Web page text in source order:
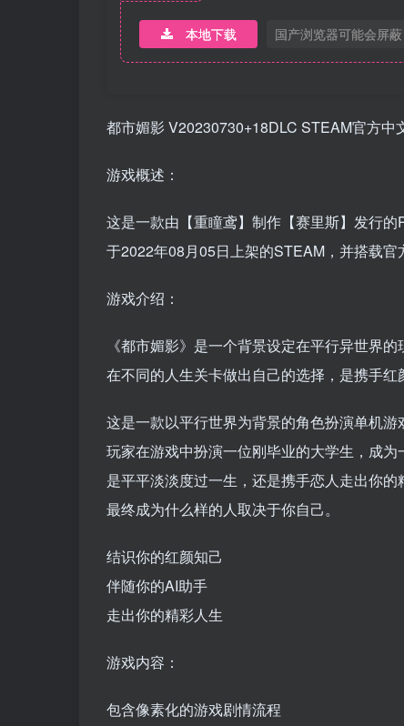
本地下载 国产浏览器可能会屏
都市媚影 V20230730+18DLC STEAM官方中
游戏概述：
这是一款由【重瞳鸢】制作【赛里斯】发行的
于2022年08月05日上架的STEAM，并搭载官
游戏介绍：
《都市媚影》是一个背景设定在平行异世界的
在不同的人生关卡做出自己的选择，是携手红
这是一款以平行世界为背景的角色扮演单机游
玩家在游戏中扮演一位刚毕业的大学生，成为
是平平淡淡度过一生，还是携手恋人走出你的
最终成为什么样的人取决于你自己。
结识你的红颜知己
伴随你的AI助手
走出你的精彩人生
游戏内容：
包含像素化的游戏剧情流程